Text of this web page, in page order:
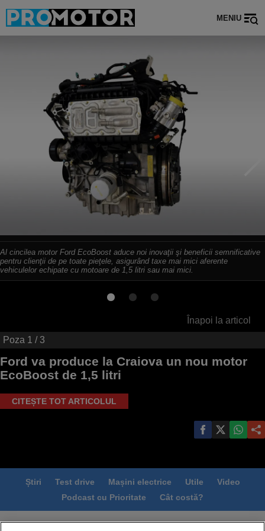
MENIU
Al cincilea motor Ford EcoBoost aduce noi inovaţii şi beneficii semnificative
pentru clienţii de pe toate pieţele, asigurând taxe mai mici aferente
vehiculelor echipate cu motoare de 1,5 litri sau mai mici.
Înapoi la articol
Poza 1 / 3
Ford va produce la Craiova un nou motor
EcoBoost de 1,5 litri
CITEȘTE TOT ARTICOLUL
Știri Test drive Mașini electrice Utile
Video
Podcast cu Prioritate
Cât costă?
Termeni si conditii Politica de confidentialitate